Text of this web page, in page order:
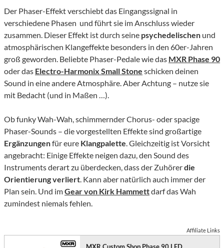
Der Phaser-Effekt verschiebt das Eingangssignal in
verschiedene Phasen und führt sie im Anschluss wieder
zusammen. Dieser Effekt ist durch seine psychedelischen und
atmosphärischen Klangeffekte besonders in den 60er-Jahren
groß geworden. Beliebte Phaser-Pedale wie das MXR Phase 90
oder das Electro-Harmonix Small Stone schicken deinen
Sound in eine andere Atmosphäre. Aber Achtung – nutze sie
mit Bedacht (und in Maßen …).
Ob funky Wah-Wah, schimmernder Chorus- oder spacige
Phaser-Sounds – die vorgestellten Effekte sind großartige
Ergänzungenfür eure Klangpalette. Gleichzeitig ist Vorsicht
angebracht: Einige Effekte neigen dazu, den Sound des
Instruments derart zu überdecken, dass der Zuhörerdie
Orientierung verliert. Kann aber natürlich auch immer der
Plan sein. Und imGear von Kirk Hammettdarf das Wah
zumindest niemals fehlen.
Affiliate Links